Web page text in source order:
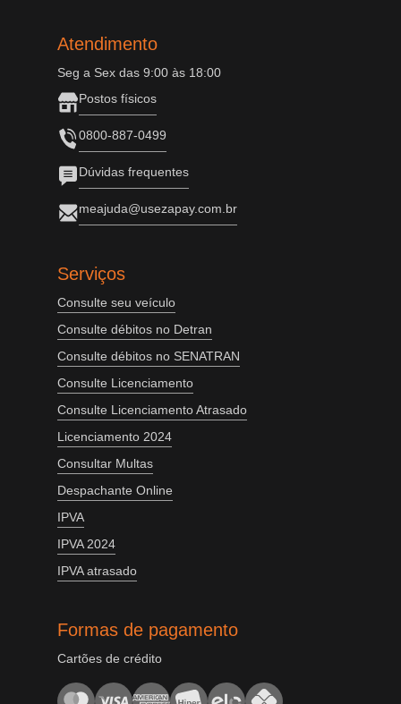
Atendimento
Seg a Sex das 9:00 às 18:00
Postos físicos
0800-887-0499
Dúvidas frequentes
meajuda@usezapay.com.br
Serviços
Consulte seu veículo
Consulte débitos no Detran
Consulte débitos no SENATRAN
Consulte Licenciamento
Consulte Licenciamento Atrasado
Licenciamento 2024
Consultar Multas
Despachante Online
IPVA
IPVA 2024
IPVA atrasado
Formas de pagamento
Cartões de crédito